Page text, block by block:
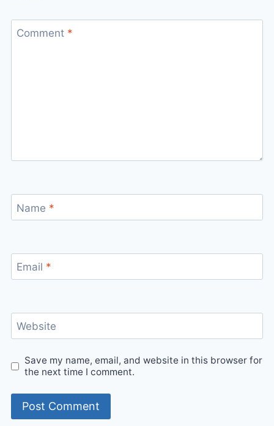
Comment *
Name *
Email *
Website
Save my name, email, and website in this browser for
the next time I comment.